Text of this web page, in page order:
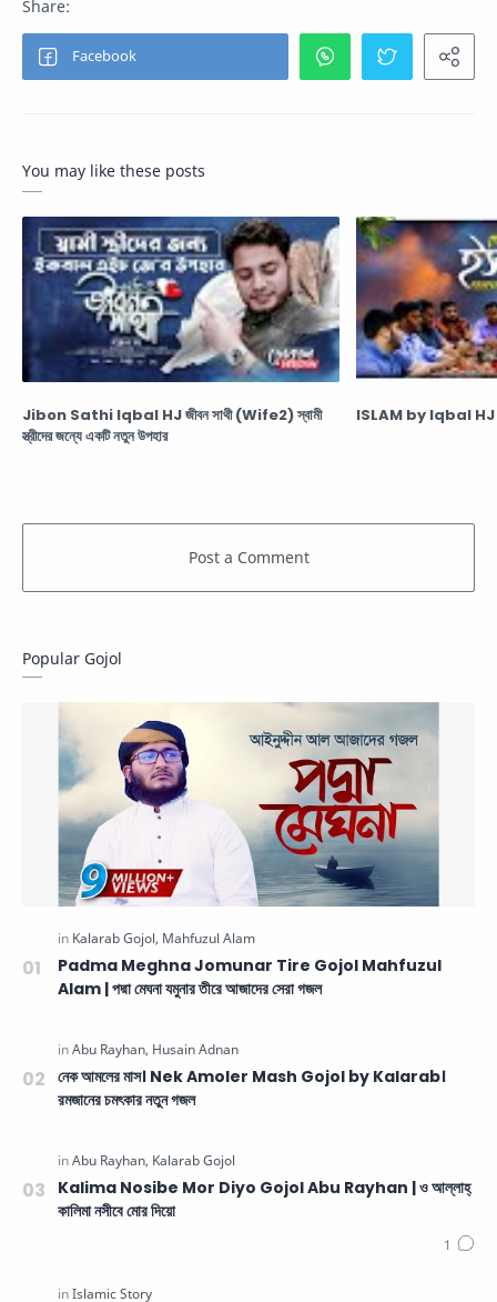
You may like these posts
Jibon Sathi Iqbal HJ জীবন সাথী (Wife2) স্বামী
স্ত্রীদের জন্যে একটি নতুন উপহার
ISLAM by Iqbal
Popular Gojol
Padma Meghna Jomunar Tire Gojol Mahfuzul
Alam | পদ্মা মেঘনা যমুনার তীরে আজাদের সেরা গজল
নেক আমলের মাস। Nek Amoler Mash Gojol by Kalarab।
রমজানের চমৎকার নতুন গজল
Kalima Nosibe Mor Diyo Gojol Abu Rayhan | ও আল্লাহ্‌
কালিমা নসীবে মোর দিয়ো